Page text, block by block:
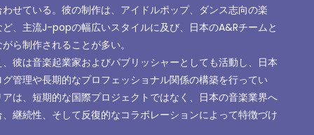
せている。彼の制作は、アイドルポップ、ダンス志向の楽
、主流J-popの幅広いスタイルに及び、日本のA&Rチームと
ら制作されることが多い。
彼は音楽起業家およびパブリッシャーとしても活動し、日本
管理や長期的なプロフェッショナル関係の構築を行ってい
アは、短期的な国際プロジェクトではなく、日本の音楽業界へ
継続性、そして反復的なコラボレーションによって特徴づけ